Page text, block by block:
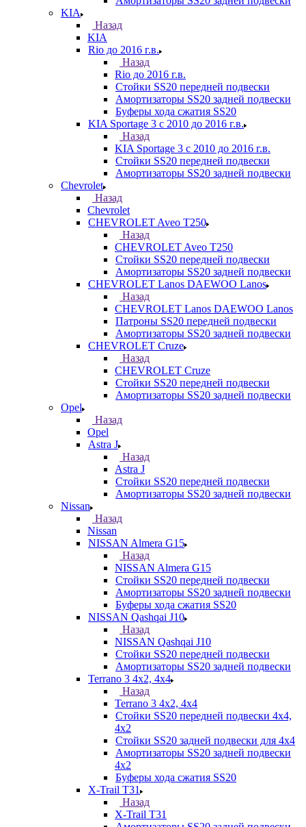
KIA
Назад
KIA
Rio до 2016 г.в.
Назад
Rio до 2016 г.в.
Стойки SS20 передней подвески
Амортизаторы SS20 задней подвески
Буферы хода сжатия SS20
KIA Sportage 3 с 2010 до 2016 г.в.
Назад
KIA Sportage 3 с 2010 до 2016 г.в.
Стойки SS20 передней подвески
Амортизаторы SS20 задней подвески
Chevrolet
Назад
Chevrolet
CHEVROLET Aveo T250
Назад
CHEVROLET Aveo T250
Стойки SS20 передней подвески
Амортизаторы SS20 задней подвески
CHEVROLET Lanos DAEWOO Lanos
Назад
CHEVROLET Lanos DAEWOO Lanos
Патроны SS20 передней подвески
Амортизаторы SS20 задней подвески
CHEVROLET Cruze
Назад
CHEVROLET Cruze
Стойки SS20 передней подвески
Амортизаторы SS20 задней подвески
Opel
Назад
Opel
Astra J
Назад
Astra J
Стойки SS20 передней подвески
Амортизаторы SS20 задней подвески
Nissan
Назад
Nissan
NISSAN Almera G15
Назад
NISSAN Almera G15
Стойки SS20 передней подвески
Амортизаторы SS20 задней подвески
Буферы хода сжатия SS20
NISSAN Qashqai J10
Назад
NISSAN Qashqai J10
Стойки SS20 передней подвески
Амортизаторы SS20 задней подвески
Terrano 3 4х2, 4х4
Назад
Terrano 3 4х2, 4х4
Стойки SS20 передней подвески 4х4,
4x2
Стойки SS20 задней подвески для 4х4
Амортизаторы SS20 задней подвески
4х2
Буферы хода сжатия SS20
X-Trail T31
Назад
X-Trail T31